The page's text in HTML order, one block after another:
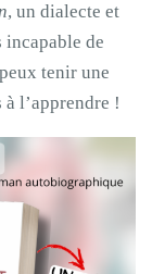
, un dialecte et
de
tenir une
l’apprendre !